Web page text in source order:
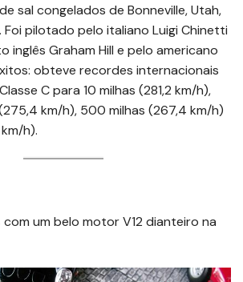
sal congelados de Bonneville, Utah,
Foi pilotado pelo italiano Luigi Chinetti
inglês Graham Hill e pelo americano
obteve recordes internacionais
C para 10 milhas (281,2 km/h),
km/h), 500 milhas (267,4 km/h)
h).
um belo motor V12 dianteiro na